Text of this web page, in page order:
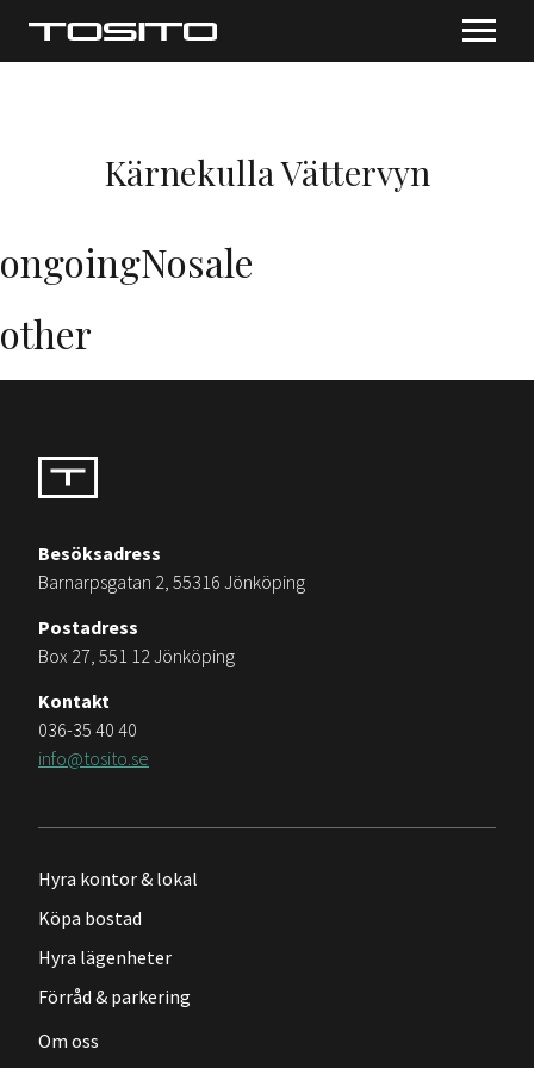
Kärnekulla Vättervyn
ongoingNosale
other
Besöksadress
Barnarpsgatan 2, 55316 Jönköping
Postadress
Box 27, 551 12 Jönköping
Kontakt
036-35 40 40
info@tosito.se
Hyra kontor & lokal
Köpa bostad
Hyra lägenheter
Förråd & parkering
Om oss